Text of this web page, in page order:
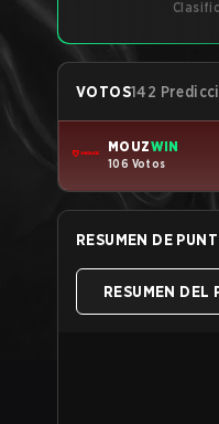
VOTOS142
MOUZWIN
106 Votos
RESUMEN DE
RESUMEN DEL